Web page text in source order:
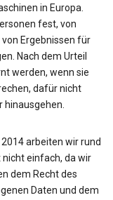
in Europa.
fest, von
Ergebnissen für
Nach dem Urteil
werden, wenn sie
dafür nicht
arbeiten wir rund
nicht einfach, da wir
dem Recht des
Daten und dem